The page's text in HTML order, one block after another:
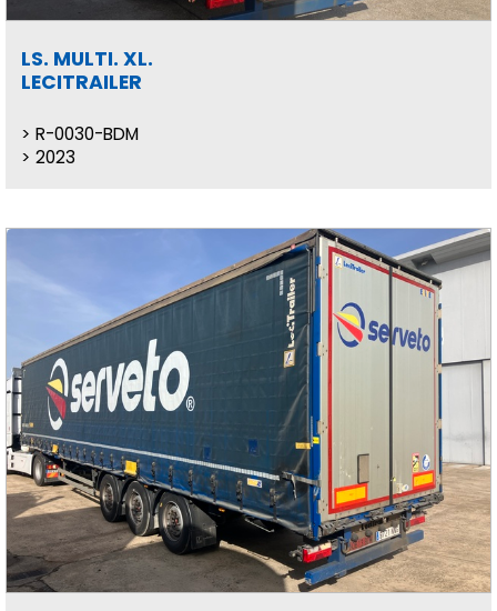
LS. MULTI. XL.
LECITRAILER
R-0030-BDM
2023